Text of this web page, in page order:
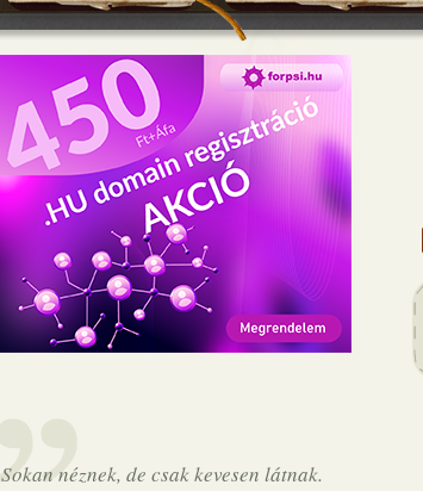
Sokan néznek, de csak kevesen látnak.